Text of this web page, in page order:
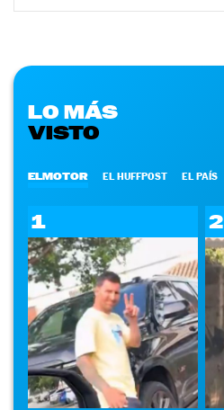
LO MÁS
VISTO
ELMOTOR EL HUFFPOST EL PAÍS
1 2